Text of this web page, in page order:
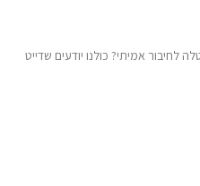
לחיבור אמיתי? כולנו יודעים שדייט